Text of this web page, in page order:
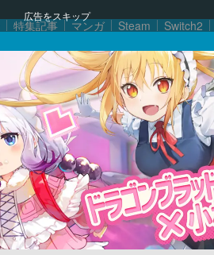
広告をスキップ
特集記事 マンガ Steam Switch2